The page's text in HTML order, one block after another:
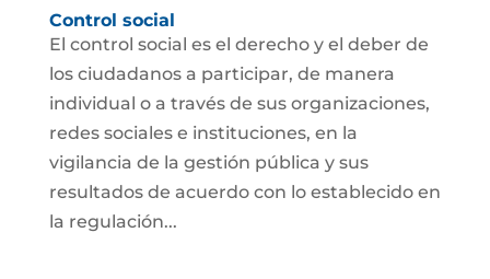
Control social
El control social es el derecho y el deber de
los ciudadanos a participar, de manera
individual o a través de sus organizaciones,
redes sociales e instituciones, en la
vigilancia de la gestión pública y sus
resultados de acuerdo con lo establecido en
la regulación...